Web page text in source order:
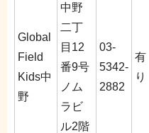
Global
Field
Kids中
野
中野
二丁
目12
番9号
ノム
ラビ
ル2階
03-
5342-
2882
有
り